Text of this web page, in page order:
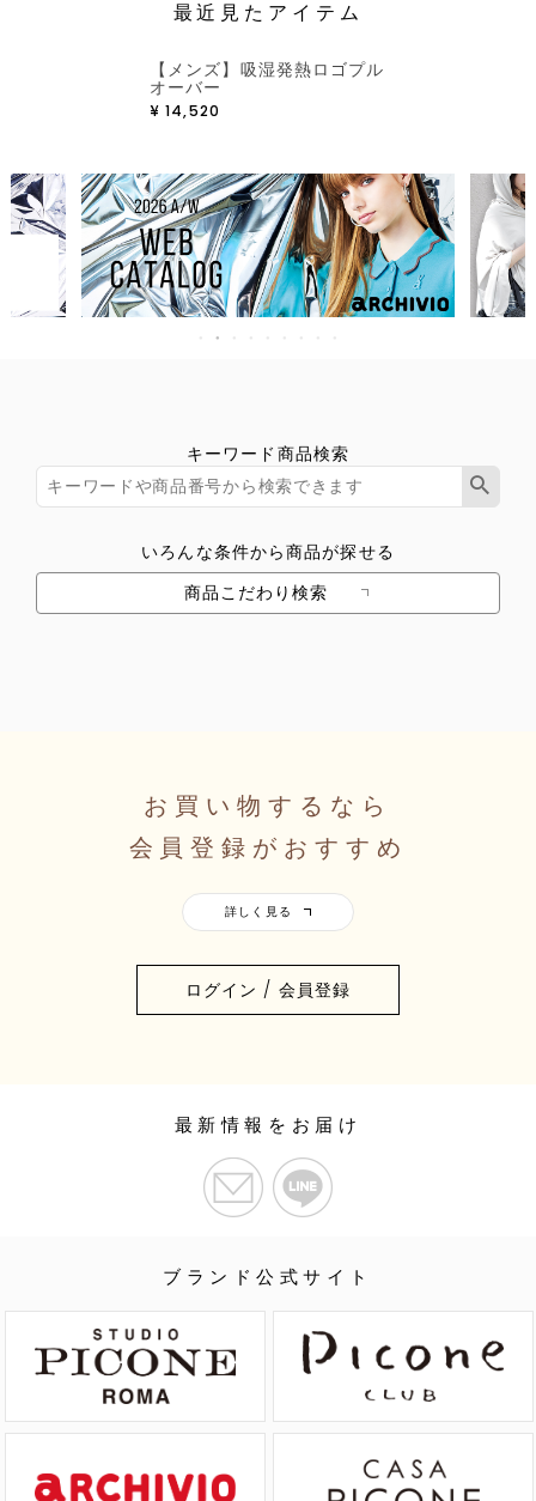
最近見たアイテム
【メンズ】吸湿発熱ロゴプル
オーバー
¥ 14,520
キーワード商品検索
いろんな条件から商品が探せる
商品こだわり検索
お買い物するなら
会員登録がおすすめ
ログイン / 会員登録
ブランド公式サイト
最新情報をお届け